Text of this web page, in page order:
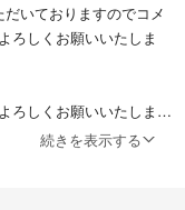
いておりますのでコメ
ろしくお願いいたしま
ろしくお願いいたしま
続きを表示する